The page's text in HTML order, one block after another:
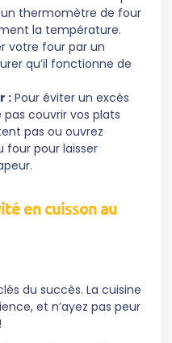
thermomètre de four
la température.
votre four par un
qu’il fonctionne de
: Pour éviter un excès
pas couvrir vos plats
pas ou ouvrez
four pour laisser
en cuisson au
du succès. La cuisine
et n’ayez pas peur